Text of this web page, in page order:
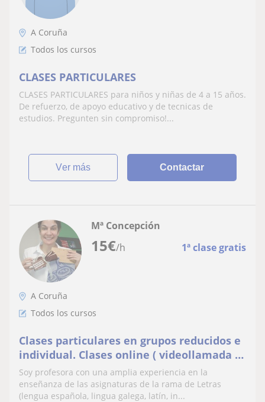
A Coruña
Todos los cursos
CLASES PARTICULARES
CLASES PARTICULARES para niños y niñas de 4 a 15 años.
De refuerzo, de apoyo educativo y de tecnicas de
estudios. Pregunten sin compromiso!...
ver más Contactar
15€/h 1ª clase gratis
Mª Concepción
A Coruña
Todos los cursos
Clases particulares en grupos reducidos e
individual. Clases online ( videollamada o
skype)
Soy profesora con una amplia experiencia en la
enseñanza de las asignaturas de la rama de Letras
(lengua española, lingua galega, latín, in...